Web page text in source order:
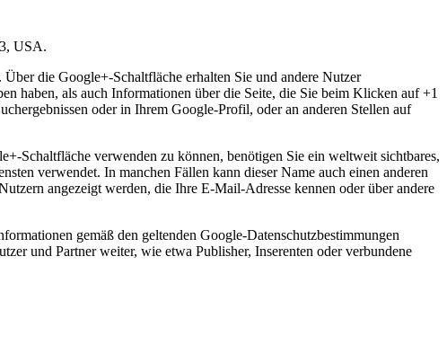
USA.
die Google+-Schaltfläche erhalten Sie und andere Nutzer
haben, als auch Informationen über die Seite, die Sie beim Klicken auf +1
oder in Ihrem Google-Profil, oder an anderen Stellen auf
Schaltfläche verwenden zu können, benötigen Sie ein weltweit sichtbares,
verwendet. In manchen Fällen kann dieser Name auch einen anderen
angezeigt werden, die Ihre E-Mail-Adresse kennen oder über andere
gemäß den geltenden Google-Datenschutzbestimmungen
und Partner weiter, wie etwa Publisher, Inserenten oder verbundene